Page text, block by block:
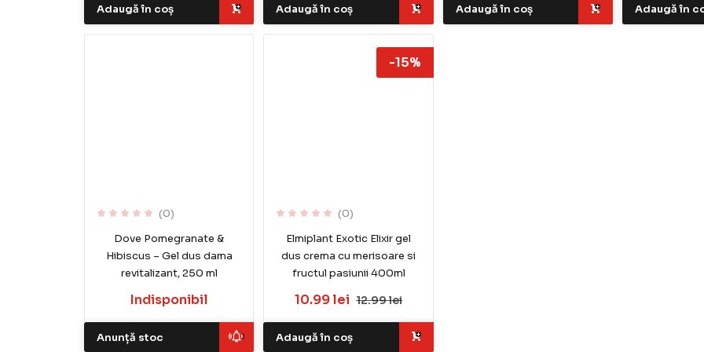
Adaugă în coș Adaugă în coș Adaugă în coș Adaugă în
(0)
Dove Pomegranate &
Hibiscus – Gel dus dama
revitalizant, 250 ml
Indisponibil
Anunță stoc
(0)
Elmiplant Exotic Elixir gel
dus crema cu merisoare si
fructul pasiunii 400ml
10.99 lei 12.99 lei
-15%
Adaugă în coș